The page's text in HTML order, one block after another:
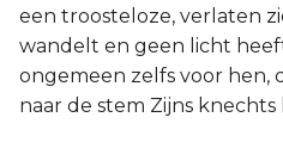
een troosteloze, verlaten
wandelt en geen licht
ongemeen zelfs voor hen,
naar de stem Zijns knechts